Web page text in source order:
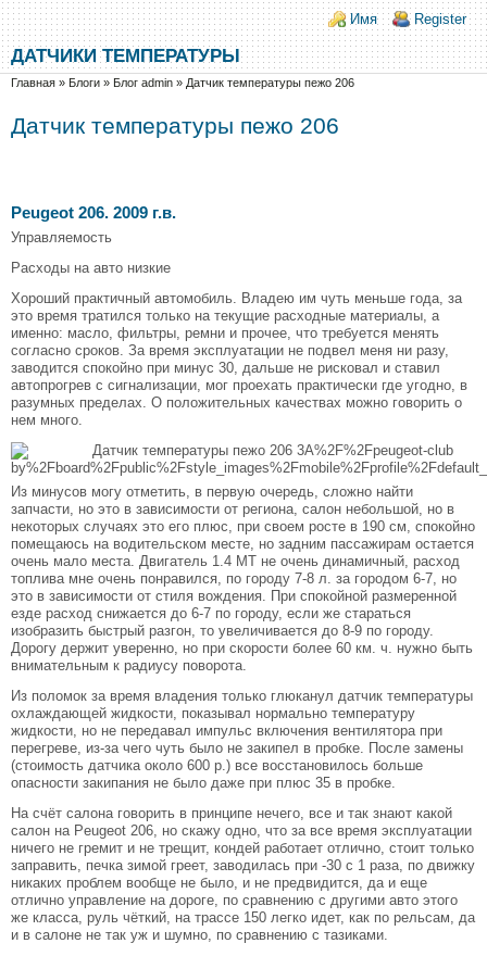
Перейти к основному содержанию
Skip to search
Login links
Имя Register
ДАТЧИКИ ТЕМПЕРАТУРЫ
Вы здесь
Главная » Блоги » Блог admin » Датчик температуры пежо 206
Датчик температуры пежо 206
Peugeot 206. 2009 г.в.
Управляемость
Расходы на авто низкие
Хороший практичный автомобиль. Владею им чуть меньше года, за
это время тратился только на текущие расходные материалы, а
именно: масло, фильтры, ремни и прочее, что требуется менять
согласно сроков. За время эксплуатации не подвел меня ни разу,
заводится спокойно при минус 30, дальше не рисковал и ставил
автопрогрев с сигнализации, мог проехать практически где угодно, в
разумных пределах. О положительных качествах можно говорить о
нем много.
Из минусов могу отметить, в первую очередь, сложно найти
запчасти, но это в зависимости от региона, салон небольшой, но в
некоторых случаях это его плюс, при своем росте в 190 см, спокойно
помещаюсь на водительском месте, но задним пассажирам остается
очень мало места. Двигатель 1.4 МТ не очень динамичный, расход
топлива мне очень понравился, по городу 7-8 л. за городом 6-7, но
это в зависимости от стиля вождения. При спокойной размеренной
езде расход снижается до 6-7 по городу, если же стараться
изобразить быстрый разгон, то увеличивается до 8-9 по городу.
Дорогу держит уверенно, но при скорости более 60 км. ч. нужно быть
внимательным к радиусу поворота.
Из поломок за время владения только глюканул датчик температуры
охлаждающей жидкости, показывал нормально температуру
жидкости, но не передавал импульс включения вентилятора при
перегреве, из-за чего чуть было не закипел в пробке. После замены
(стоимость датчика около 600 р.) все восстановилось больше
опасности закипания не было даже при плюс 35 в пробке.
На счёт салона говорить в принципе нечего, все и так знают какой
салон на Peugeot 206, но скажу одно, что за все время эксплуатации
ничего не гремит и не трещит, кондей работает отлично, стоит только
заправить, печка зимой греет, заводилась при -30 с 1 раза, по движку
никаких проблем вообще не было, и не предвидится, да и еще
отлично управление на дороге, по сравнению с другими авто этого
же класса, руль чёткий, на трассе 150 легко идет, как по рельсам, да
и в салоне не так уж и шумно, по сравнению с тазиками.